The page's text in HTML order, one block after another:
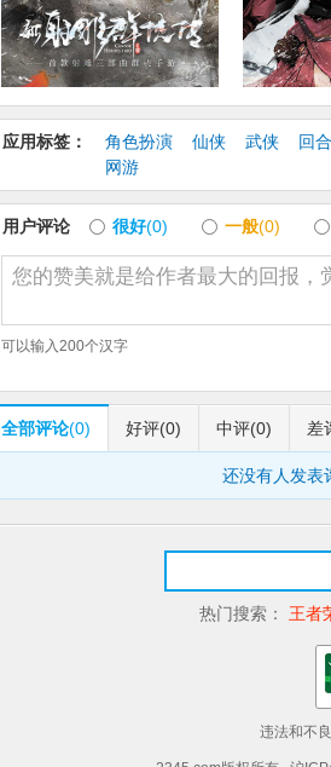
风，经典剧情还原，三层动效，勾画动态
应用标签： 角色扮演 仙侠 武侠
回合
网游
用户评论 很好(0) 一般(0)
可以输入200个汉字
全部评论(0) 好评(0) 中评(0) 差
还没有人发表
热门搜索： 王者
违法和不